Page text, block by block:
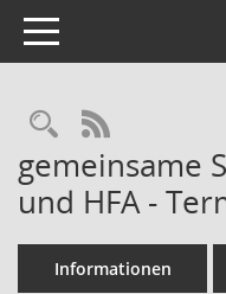
Toggle navigation
RSS-Feed
gemeinsame
und HFA -
Informationen